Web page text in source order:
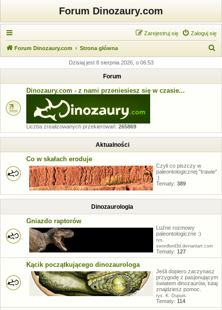
Forum Dinozaury.com
Zaloguj się
Zarejestruj się
Forum Dinozaury.com Strona główna
k
Dzisiaj jest 8 sierpnia 2026, o 06:53
Forum
Dinozaury.com - z nami przeniesiesz się w czasie...
Liczba zrealizowanych przekierowań: 265869
Aktualności
Co w skałach eroduje
Czyli co piszczy w
paleontologicznej "trawie"
:)
Tematy: 389
Dinozaurologia
Gniazdo raptorów
Luźne rozmowy
paleontologiczne :)
rys.
swordlord3d.deviantart.com
Tematy: 127
Kącik początkującego dinozaurologa
Jeśli dopiero zaczynasz
przygodę z pasjonującym
światem dinozaurów, tutaj
znajdziesz pomoc.
rys. K. Dupuis
Tematy: 114